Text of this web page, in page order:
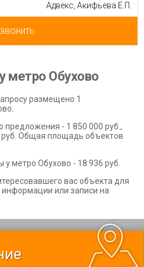
Адвекс, Акифьева Е.П.
метро Обухово
размещено 1
предложения - 1 850 000 руб.,
руб. Общая площадь объектов
метро Обухово - 18 936 руб.
вас объекта для
или записи на